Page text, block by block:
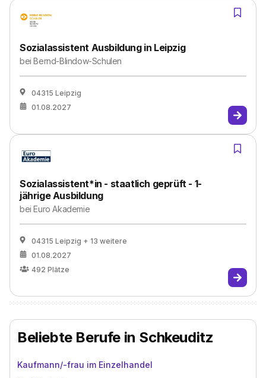
Sozialassistent Ausbildung in Leipzig
beiBernd-Blindow-Schulen
04315 Leipzig
01.08.2027
Sozialassistent*in - staatlich geprüft - 1-
jährige Ausbildung
beiEuro Akademie
04315 Leipzig + 13 weitere
01.08.2027
492 Plätze
Beliebte Berufe in Schkeuditz
Kaufmann/-frau im Einzelhandel